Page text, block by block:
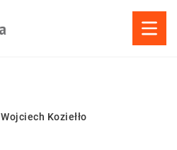
Wojciech Koziełło